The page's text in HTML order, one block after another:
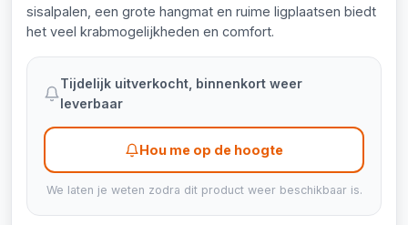
sisalpalen, een grote hangmat en ruime ligplaatsen biedt
het veel krabmogelijkheden en comfort.
Tijdelijk uitverkocht, binnenkort weer
leverbaar
Hou me op de hoogte
We laten je weten zodra dit product weer beschikbaar is.